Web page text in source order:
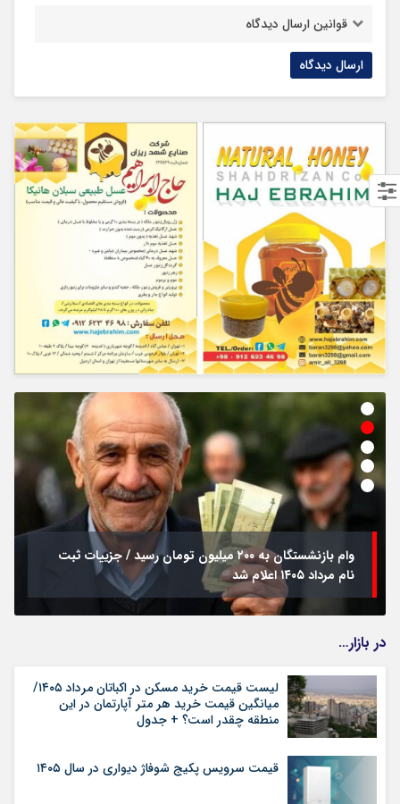
قوانین ارسال دیدگاه
وام بازنشستگان به ۲۰۰ میلیون تومان رسید / جزییات ثبت
نام مرداد ۱۴۰۵ اعلام شد
در بازار…
لیست قیمت خرید مسکن در اکباتان مرداد ۱۴۰۵/
میانگین قیمت خرید هر متر آپارتمان در این
منطقه چقدر است؟ + جدول
قیمت سرویس پکیج شوفاژ دیواری در سال ۱۴۰۵